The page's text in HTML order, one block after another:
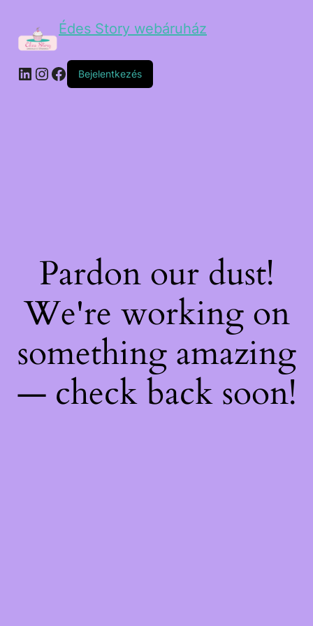
Édes Story webáruház
Bejelentkezés
Pardon our dust!
We're working on
something amazing
— check back soon!